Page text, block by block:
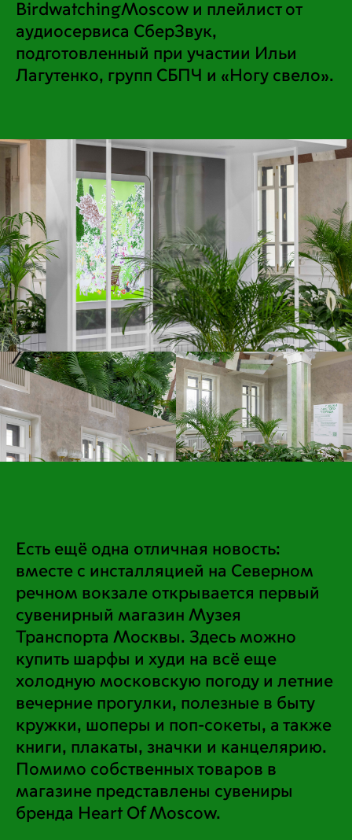
BirdwatchingMoscow и плейлист от
аудиосервиса СберЗвук,
подготовленный при участии Ильи
Лагутенко, групп СБПЧ и «Ногу свело».
Есть ещё одна отличная новость:
вместе с инсталляцией на Северном
речном вокзале открывается первый
сувенирный магазин Музея
Транспорта Москвы. Здесь можно
купить шарфы и худи на всё еще
холодную московскую погоду и летние
вечерние прогулки, полезные в быту
кружки, шоперы и поп-сокеты, а также
книги, плакаты, значки и канцелярию.
Помимо собственных товаров в
магазине представлены сувениры
бренда Heart Of Moscow.
Выставки
События Магазин
Общественный совет
Поддержать музей
Партнёрам
Карьера
О музее